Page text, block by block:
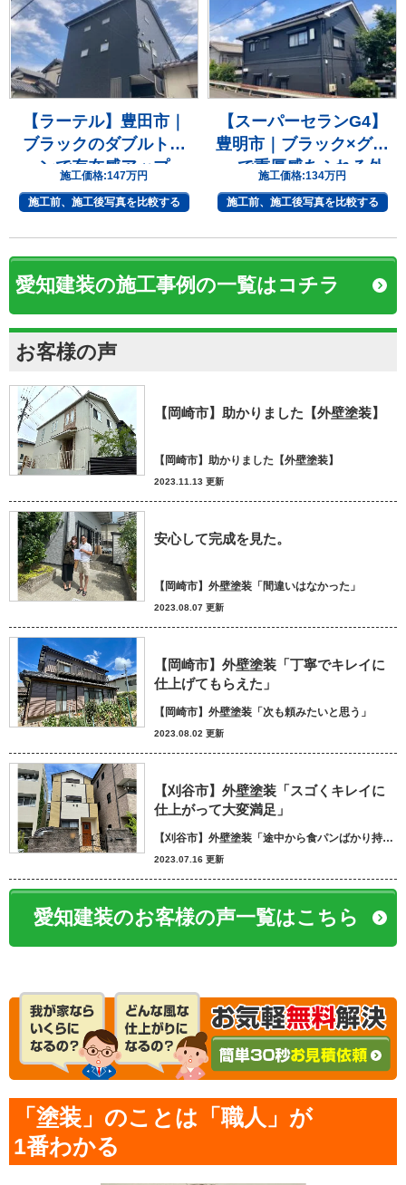
【ラーテル】豊田市｜
ブラックのダブルトー
ンで存在感アップ
施工価格:147万円
施工前、施工後写真を比較する
【スーパーセランG4】
豊明市｜ブラック×グレ
ーで重厚感あふれる外
観へ
施工価格:134万円
施工前、施工後写真を比較する
愛知建装の施工事例の一覧はコチラ
お客様の声
【岡崎市】助かりました【外壁塗装】
【岡崎市】助かりました【外壁塗装】
2023.11.13 更新
安心して完成を見た。
【岡崎市】外壁塗装「間違いはなかった」
2023.08.07 更新
【岡崎市】外壁塗装「丁寧でキレイに
仕上げてもらえた」
【岡崎市】外壁塗装「次も頼みたいと思う」
2023.08.02 更新
【刈谷市】外壁塗装「スゴくキレイに
仕上がって大変満足」
【刈谷市】外壁塗装「途中から食パンばかり持ってきてパン屋さんかと思いました笑」
2023.07.16 更新
愛知建装のお客様の声一覧はこちら
「塗装」のことは「職人」が
1番わかる